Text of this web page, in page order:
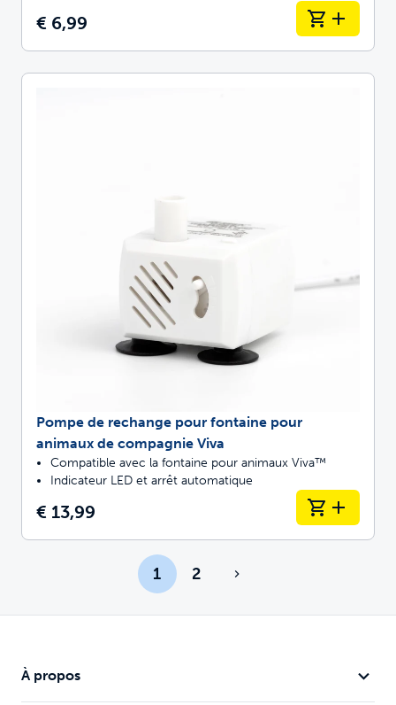
€ 6,99
Pompe de rechange pour fontaine pour
animaux de compagnie Viva
Compatible avec la fontaine pour animaux Viva™
Indicateur LED et arrêt automatique
€ 13,99
1 2
À propos